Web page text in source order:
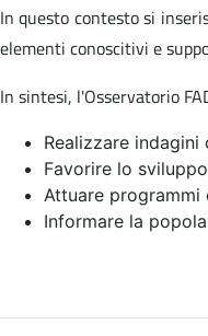
In questo contesto si
elementi conoscitivi e
In sintesi, l'Osservatorio
Realizzare
Favorire lo
Attuare
Informare la